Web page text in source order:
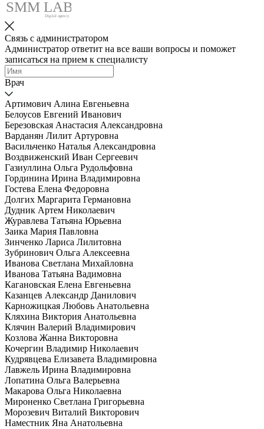
SMM LAB
Digital agency
Связь с администратором
Администратор ответит на все ваши вопросы и поможет
записаться на прием к специалисту
Врач
Артимович Алина Евгеньевна
Белоусов Евгений Иванович
Березовская Анастасия Александровна
Варданян Лилит Артуровна
Васильченко Наталья Александровна
Воздвиженский Иван Сергеевич
Газиуллина Ольга Рудольфовна
Гординина Ирина Владимировна
Гостева Елена Федоровна
Долгих Маргарита Германовна
Дудник Артем Николаевич
Журавлева Татьяна Юрьевна
Заика Мария Павловна
Зинченко Лариса Лилитовна
Зубринович Ольга Алексеевна
Иванова Светлана Михайловна
Иванова Татьяна Вадимовна
Кагановская Елена Евгеньевна
Казанцев Александр Данилович
Карножицкая Любовь Анатольевна
Кляхина Виктория Анатольевна
Клячин Валерий Владимирович
Козлова Жанна Викторовна
Кочергин Владимир Николаевич
Кудрявцева Елизавета Владимировна
Лавжель Ирина Владимировна
Лопатина Ольга Валерьевна
Макарова Ольга Николаевна
Мироненко Светлана Григорьевна
Морозевич Виталий Викторович
Наместник Яна Анатольевна